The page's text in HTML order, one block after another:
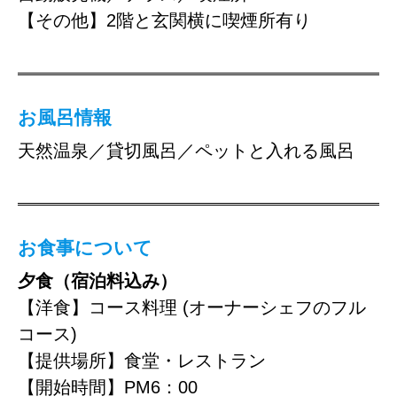
【その他】2階と玄関横に喫煙所有り
お風呂情報
天然温泉／貸切風呂／ペットと入れる風呂
お食事について
夕食（宿泊料込み）
【洋食】コース料理 (オーナーシェフのフル
コース)
【提供場所】食堂・レストラン
【開始時間】PM6：00